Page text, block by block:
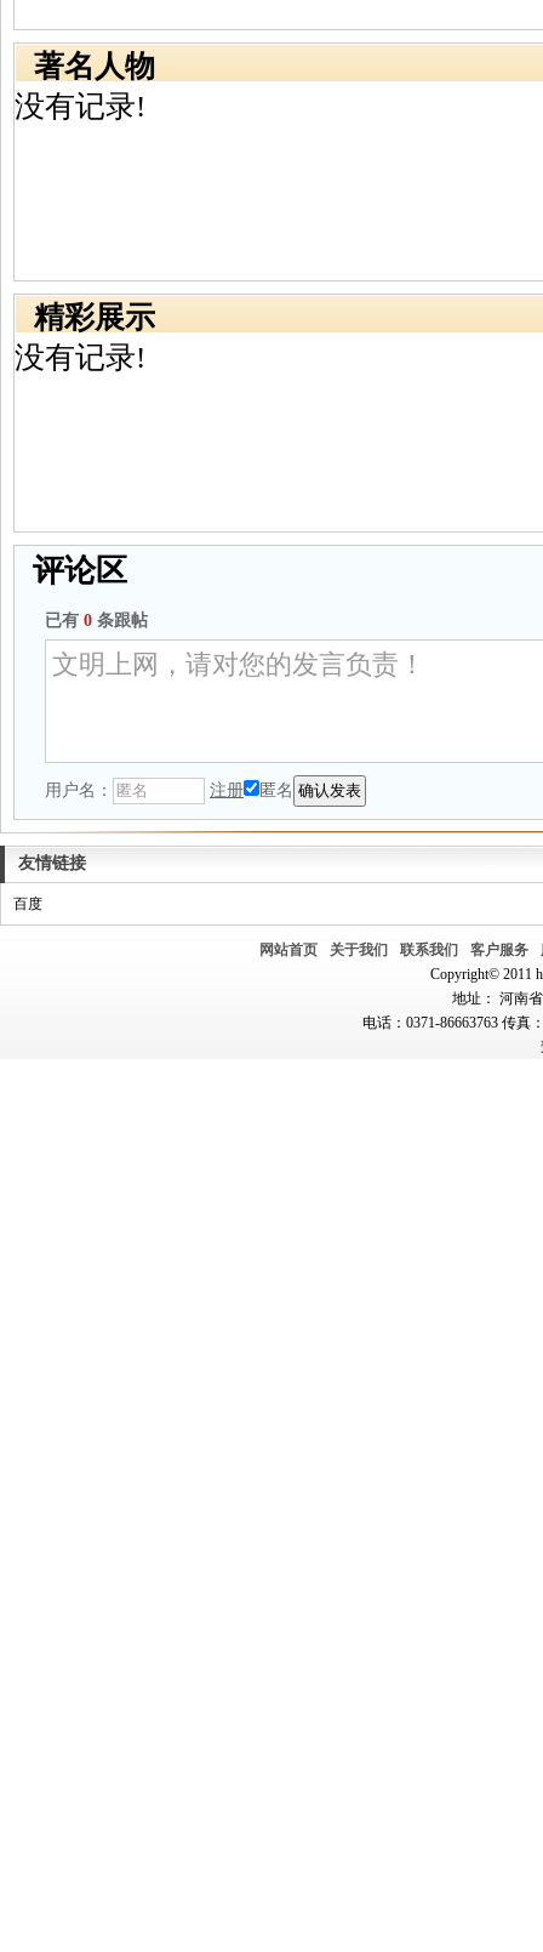
著名人物
没有记录!
精彩展示
没有记录!
评论区
已有 0 条跟帖
用户名： 注册 匿名
友情链接
百度
网站首页 关于我们 联系我们 客户服务
Copyright© 2011
地址： 河南
电话：0371-86663763 传真